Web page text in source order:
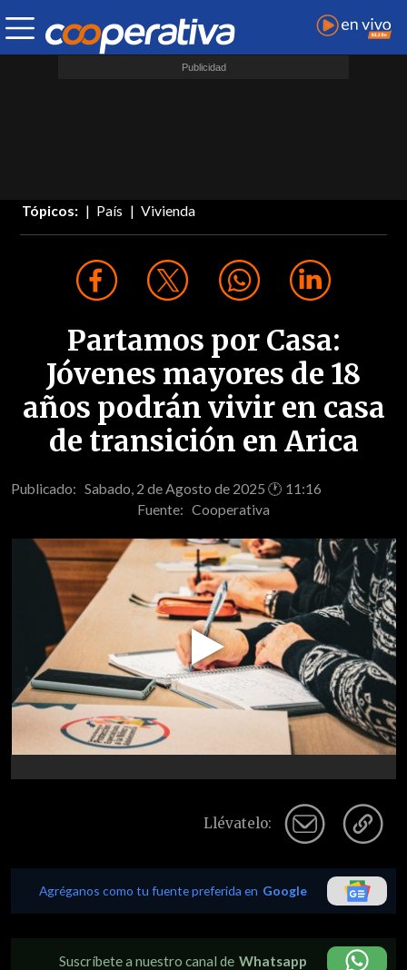
Tópicos: País Vivienda
Partamos por Casa:
Jóvenes mayores de 18
años podrán vivir en casa
de transición en Arica
Publicado: Sabado, 2 de Agosto de 2025 🕐 11:16
Fuente: Cooperativa
Play
Video
Llévatelo:
Agréganos como tu fuente preferida en Google
Suscríbete a nuestro canal de Whatsapp